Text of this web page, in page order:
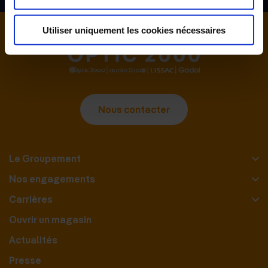
Utiliser uniquement les cookies nécessaires
Nous contacter
Le Groupement
Nos engagements
Carrières
Ouvrir un magasin
Actualités
Presse